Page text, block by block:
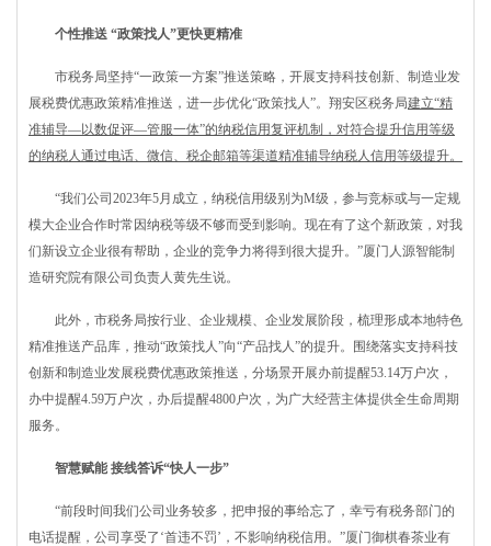
个性推送 “政策找人”更快更精准
市税务局坚持“一政策一方案”推送策略，开展支持科技创新、制造业发
展税费优惠政策精准推送，进一步优化“政策找人”。翔安区税务局建立“精
准辅导—以数促评—管服一体”的纳税信用复评机制，对符合提升信用等级
的纳税人通过电话、微信、税企邮箱等渠道精准辅导纳税人信用等级提升。
“我们公司2023年5月成立，纳税信用级别为M级，参与竞标或与一定规
模大企业合作时常因纳税等级不够而受到影响。现在有了这个新政策，对我
们新设立企业很有帮助，企业的竞争力将得到很大提升。”厦门人源智能制
造研究院有限公司负责人黄先生说。
此外，市税务局按行业、企业规模、企业发展阶段，梳理形成本地特色
精准推送产品库，推动“政策找人”向“产品找人”的提升。围绕落实支持科技
创新和制造业发展税费优惠政策推送，分场景开展办前提醒53.14万户次，
办中提醒4.59万户次，办后提醒4800户次，为广大经营主体提供全生命周期
服务。
智慧赋能 接线答诉“快人一步”
“前段时间我们公司业务较多，把申报的事给忘了，幸亏有税务部门的
电话提醒，公司享受了‘首违不罚’，不影响纳税信用。”厦门御棋春茶业有